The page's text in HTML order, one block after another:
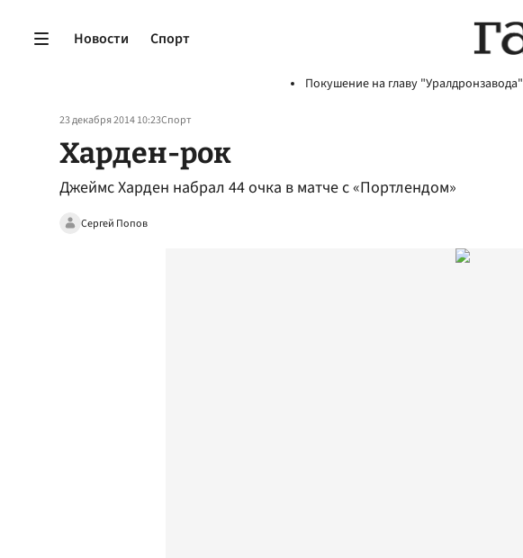
Новости Спорт
Покушение на главу "Уралдронзавода"
23 декабря 2014 10:23Спорт
Харден-рок
Джеймс Харден набрал 44 очка в матче с «Портлендом»
Сергей Попов